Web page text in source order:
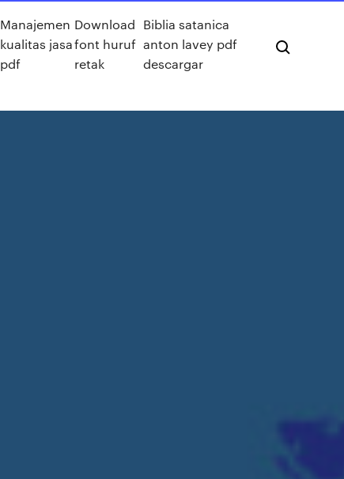
Manajemen
kualitas jasa
pdf
Download
font huruf
retak
Biblia satanica
anton lavey pdf
descargar